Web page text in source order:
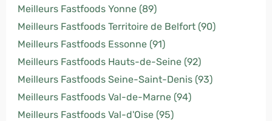
Meilleurs Fastfoods Yonne (89)
Meilleurs Fastfoods Territoire de Belfort (90)
Meilleurs Fastfoods Essonne (91)
Meilleurs Fastfoods Hauts-de-Seine (92)
Meilleurs Fastfoods Seine-Saint-Denis (93)
Meilleurs Fastfoods Val-de-Marne (94)
Meilleurs Fastfoods Val-d'Oise (95)